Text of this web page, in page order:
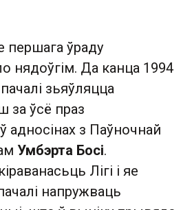
першага ўраду
нядоўгім. Да канца 1994
зьяўляцца
за ўсё праз
адносінах з Паўночнай
Умбэрта Босі.
Лігі і яе
напружваць